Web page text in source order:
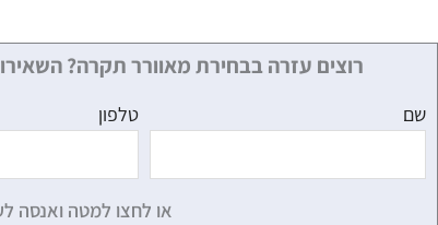
רוצים עזרה בבחירת מאוורר תקרה?
שם טלפון
או לחצו למטה ואנסה